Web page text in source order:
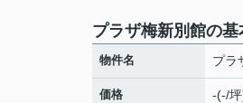
プラザ梅新別館の基
物件名 プラ
価格 -(-/